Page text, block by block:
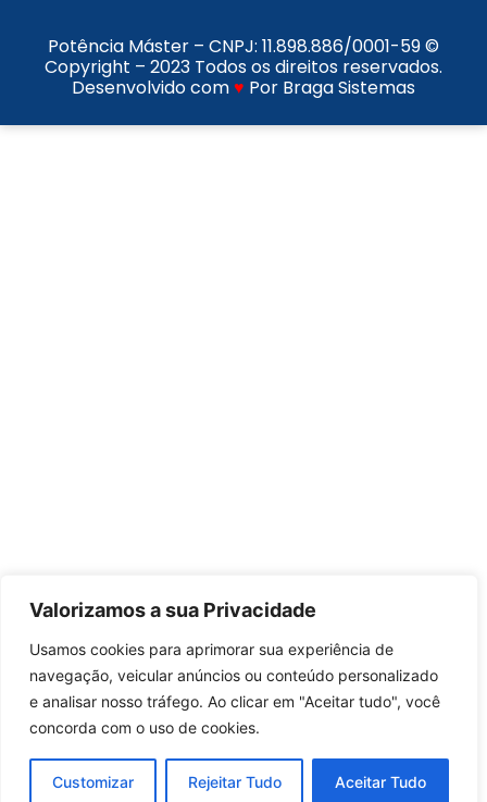
Valorizamos a sua Privacidade
Usamos cookies para aprimorar sua experiência de
navegação, veicular anúncios ou conteúdo personalizado
e analisar nosso tráfego. Ao clicar em "Aceitar tudo", você
concorda com o uso de cookies.
Customizar Rejeitar Tudo Aceitar Tudo
Potência Máster – CNPJ: 11.898.886/0001-59©
Copyright – 2023 Todos os direitos reservados.
Desenvolvido com♥ Por Braga Sistemas